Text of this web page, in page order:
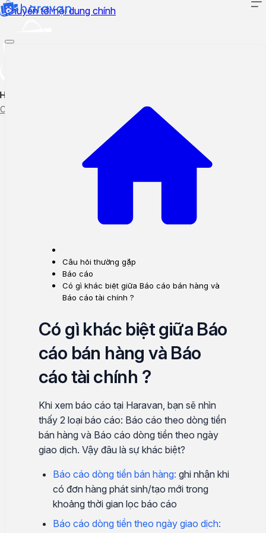
Chuyển tới nội dung chính
Hướng dẫn sử dụng
Cập nhật tính năng mới
Theo dõi ticket
Câu hỏi thường gặp
Báo cáo
Có gì khác biệt giữa Báo cáo bán hàng và
Báo cáo tài chính ?
Có gì khác biệt giữa Báo
cáo bán hàng và Báo
cáo tài chính ?
Khi xem báo cáo tại Haravan, bạn sẽ nhìn
thấy 2 loại báo cáo: Báo cáo theo dòng tiền
bán hàng và Báo cáo dòng tiền theo ngày
giao dịch. Vậy đâu là sự khác biệt?
Báo cáo dòng tiền bán hàng: ghi nhận khi
có đơn hàng phát sinh/tạo mới trong
khoảng thời gian lọc báo cáo
Báo cáo dòng tiền theo ngày giao dịch: